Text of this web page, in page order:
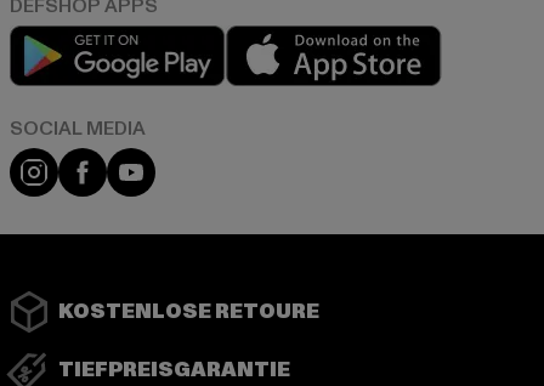
Play market
Instagram
FacebookYouTube
KOSTENLOSE RETOURE
TIEFPREISGARANTIE